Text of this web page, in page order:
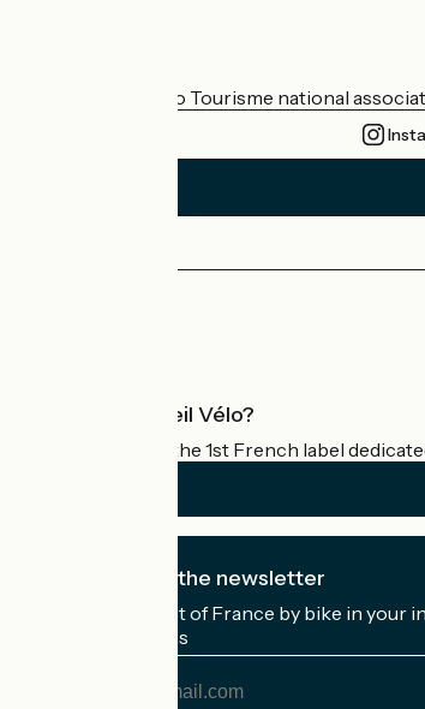
The France Vélo Tourisme national
What is Accueil Vélo?
Accueil Vélo is the 1st French label
I subscribe to the newsletter
Receive the best of France by bike in your
My email address